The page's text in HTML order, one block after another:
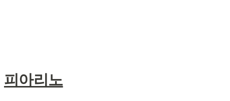
피아리노